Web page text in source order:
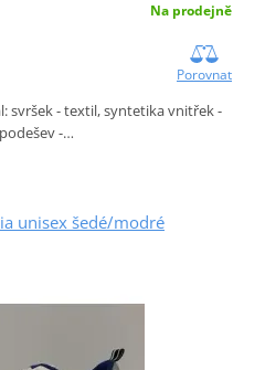
Na prodejně
Porovnat
svršek - textil, syntetika vnitřek -
-…
unisex šedé/modré